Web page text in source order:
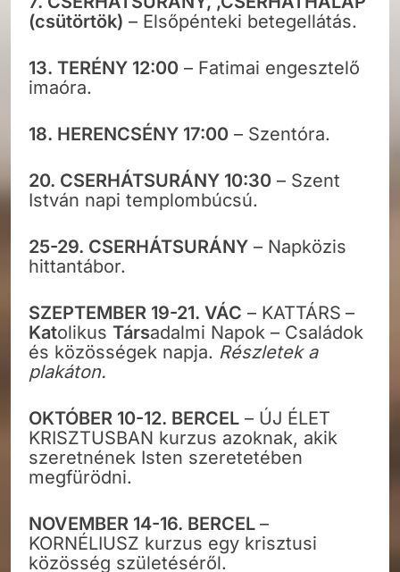
(csütörtök) – Elsőpénteki betegellátás.
13. TERÉNY 12:00 – Fatimai engesztelő
imaóra.
18. HERENCSÉNY 17:00 – Szentóra.
20. CSERHÁTSURÁNY 10:30 – Szent
István napi templombúcsú.
25-29. CSERHÁTSURÁNY – Napközis
hittantábor.
SZEPTEMBER 19-21. VÁC – KATTÁRS –
Katolikus Társadalmi Napok – Családok
és közösségek napja. Részletek a
plakáton.
OKTÓBER 10-12. BERCEL – ÚJ ÉLET
KRISZTUSBAN kurzus azoknak, akik
szeretnének Isten szeretetében
megfürödni.
NOVEMBER 14-16. BERCEL –
KORNÉLIUSZ kurzus egy krisztusi
közösség születéséről.